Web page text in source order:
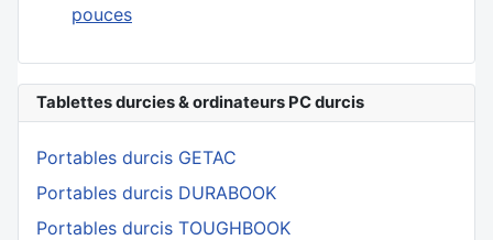
Tablettes durcies & ordinateurs PC durcis
Portables durcis GETAC
Portables durcis DURABOOK
Portables durcis TOUGHBOOK
pouces